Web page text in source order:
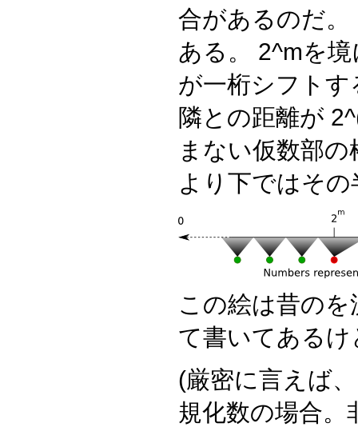
合があるのだ。
ある。 2^mを
が一桁シフト
隣との距離が
まない仮数部
より下ではそ
この絵は昔の
て書いてある
(厳密に言えば
規化数の場合。